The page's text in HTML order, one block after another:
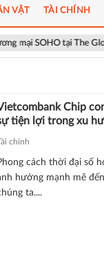
tại The Global City: Nơi
VẬT TÀI CHÍNH
Chip
tiện lợi trong xu
chính
cách thời đại số
hưởng mạnh mẽ
ta....